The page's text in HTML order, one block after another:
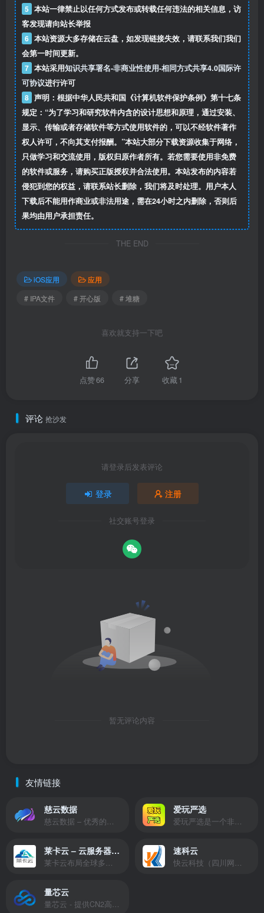
5 本站一律禁止以任何方式发布或转载任何违法的相关信息，访
客发现请向站长举报
6 本站资源大多存储在云盘，如发现链接失效，请联系我们我们
会第一时间更新。
7 本站采用知识共享署名-非商业性使用-相同方式共享4.0国际许
可协议进行许可
8 声明：根据中华人民共和国《计算机软件保护条例》第十七条
规定：“为了学习和研究软件内含的设计思想和原理，通过安装、
显示、传输或者存储软件等方式使用软件的，可以不经软件著作
权人许可，不向其支付报酬。”本站大部分下载资源收集于网络，
只做学习和交流使用，版权归原作者所有。若您需要使用非免费
的软件或服务，请购买正版授权并合法使用。本站发布的内容若
侵犯到您的权益，请联系站长删除，我们将及时处理。用户本人
下载后不能用作商业或非法用途，需在24小时之内删除，否则后
果均由用户承担责任。
THE END
iOS应用
应用
# IPA文件
# 开心版 # 堆糖
喜欢就支持一下吧
点赞66 分享 收藏1
评论 抢沙发
请登录后发表评论
登录 注册
社交账号登录
暂无评论内容
友情链接
慈云数据
慈云数据 – 优秀的云服务器服务商，提供最具有性价比的产品。慈云数据是开发者必不可少的良心云
爱玩严选
爱玩严选是一个非常有保障且性价比极高的虚拟商城，包括但不限于苹果证书、技术指导、会员充值等多种虚拟服务！
莱卡云 – 云服务器提供商
莱卡云布局全球多个地理区域。提供服务有：境外云服务器、国内云服务器、独立服务器、服务器托管、CDN、SSL证书、游戏服务器等业务。
速科云
快云科技（四川网联快云科技有限公司）成立于2021年，主营互联网业务平台服务提供商。公司专注为用户提供低价高性能云计算产品，致力于云计算应用的易用性开发，并引导云计算在国内普及
量芯云
量芯云 - 提供CN2高速香港美国云服务器&专业高防服务器租用等云服务器供应商